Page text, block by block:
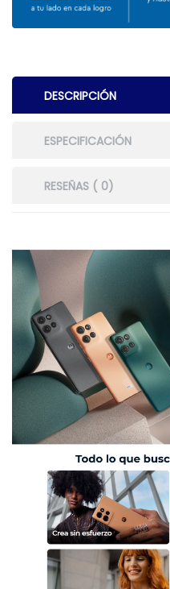
DESCRIPCIÓN
ESPECIFICACIÓN
RESEÑAS ( 0)